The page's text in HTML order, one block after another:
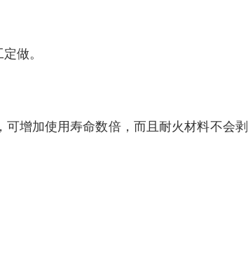
做。
增加使用寿命数倍，而且耐火材料不会